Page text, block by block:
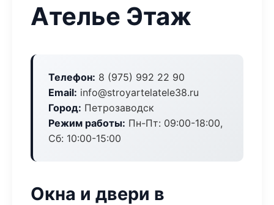
Ателье Этаж
Телефон: 8 (975) 992 22 90
Email: info@stroyartelatele38.ru
Город: Петрозаводск
Режим работы: Пн-Пт: 09:00-18:00,
Сб: 10:00-15:00
Окна и двери в